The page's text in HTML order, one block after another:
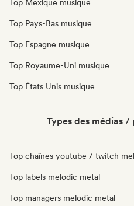
Top Mexique musique
Top Pays-Bas musique
Top Espagne musique
Top Royaume-Uni musique
Top États Unis musique
Types des médias
Top chaînes youtube / twitch
Top labels melodic metal
Top managers melodic metal